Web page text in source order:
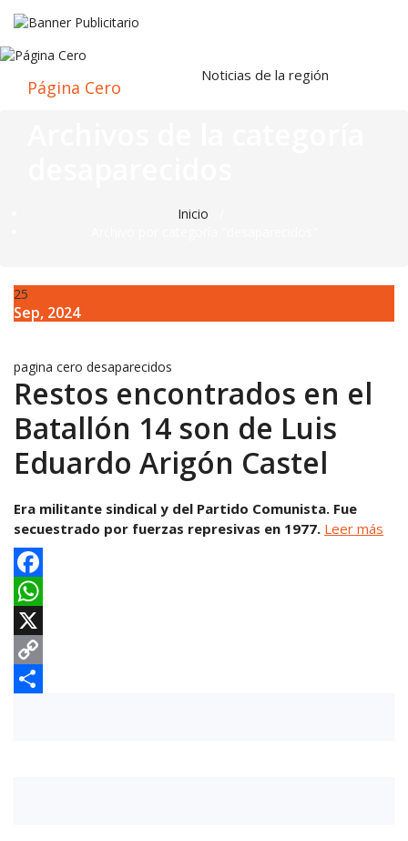
Saltar
contenidoPágina Cero
Noticias de la región
Inicio
25
Sep, 2024
pagina cero desaparecidos
Restos encontrados en el
Batallón 14 son de Luis
Eduardo Arigón Castel
Era militante sindical y del Partido Comunista. Fue
secuestrado por fuerzas represivas en 1977. Leer más
Facebook
WhatsApp
X
Copy